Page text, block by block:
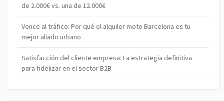
de 2.000€ vs. una de 12.000€
Vence al tráfico: Por qué el alquiler moto Barcelona es tu
mejor aliado urbano
Satisfacción del cliente empresa: La estrategia definitiva
para fidelizar en el sector B2B